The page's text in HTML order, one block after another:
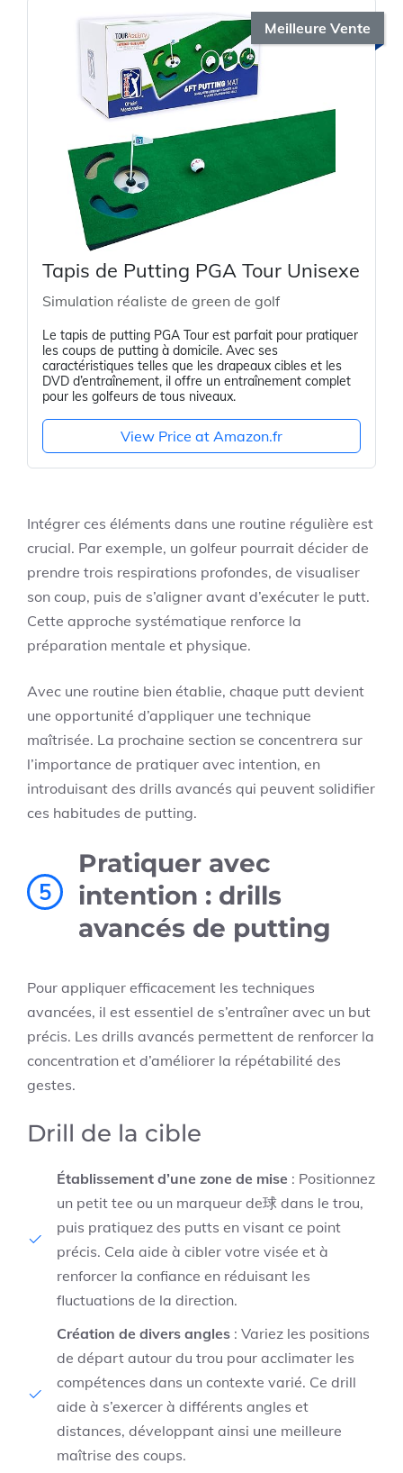
Meilleure Vente
Tapis de Putting PGA Tour Unisexe
Simulation réaliste de green de golf
Le tapis de putting PGA Tour est parfait pour pratiquer
les coups de putting à domicile. Avec ses
caractéristiques telles que les drapeaux cibles et les
DVD d’entraînement, il offre un entraînement complet
pour les golfeurs de tous niveaux.
View Price at Amazon.fr
Intégrer ces éléments dans une routine régulière est
crucial. Par exemple, un golfeur pourrait décider de
prendre trois respirations profondes, de visualiser
son coup, puis de s’aligner avant d’exécuter le putt.
Cette approche systématique renforce la
préparation mentale et physique.
Avec une routine bien établie, chaque putt devient
une opportunité d’appliquer une technique
maîtrisée. La prochaine section se concentrera sur
l’importance de pratiquer avec intention, en
introduisant des drills avancés qui peuvent solidifier
ces habitudes de putting.
5
Pratiquer avec
intention : drills
avancés de putting
Pour appliquer efficacement les techniques
avancées, il est essentiel de s’entraîner avec un but
précis. Les drills avancés permettent de renforcer la
concentration et d’améliorer la répétabilité des
gestes.
Drill de la cible
Établissement d’une zone de mise : Positionnez
un petit tee ou un marqueur de球 dans le trou,
puis pratiquez des putts en visant ce point
précis. Cela aide à cibler votre visée et à
renforcer la confiance en réduisant les
fluctuations de la direction.
Création de divers angles : Variez les positions
de départ autour du trou pour acclimater les
compétences dans un contexte varié. Ce drill
aide à s’exercer à différents angles et
distances, développant ainsi une meilleure
maîtrise des coups.